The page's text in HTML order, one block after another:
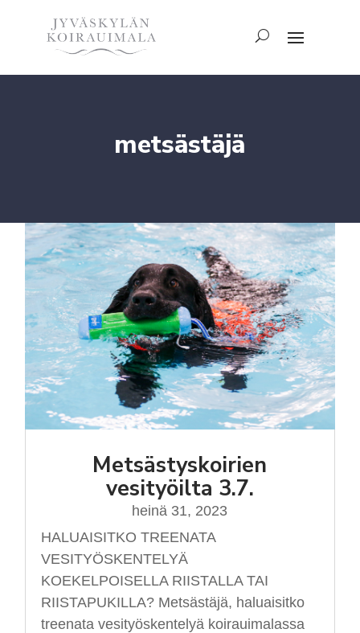
metsästäjä
Metsästyskoirien
vesityöilta 3.7.
heinä 31, 2023
HALUAISITKO TREENATA
VESITYÖSKENTELYÄ
KOEKELPOISELLA RIISTALLA TAI
RIISTAPUKILLA? Metsästäjä, haluaisitko
treenata vesityöskentelyä koirauimalassa